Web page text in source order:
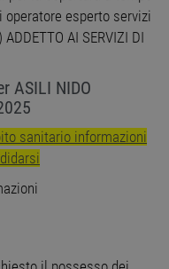
esperto servizi
AI SERVIZI DI
ASILI NIDO
sanitario informazioni